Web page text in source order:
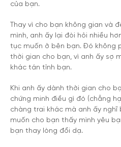
của bạn.
Thay vì cho bạn không gian và
mình, anh ấy lại đòi hỏi nhiều
tục muốn ở bên bạn. Đó không
thời gian cho bạn, vì anh ấy sợ
khác tán tỉnh bạn.
Khi anh ấy dành thời gian cho
chứng minh điều gì đó (chẳng
chàng trai khác mà anh ấy nghĩ
muốn cho bạn thấy mình yêu
bạn thay lòng đổi dạ.